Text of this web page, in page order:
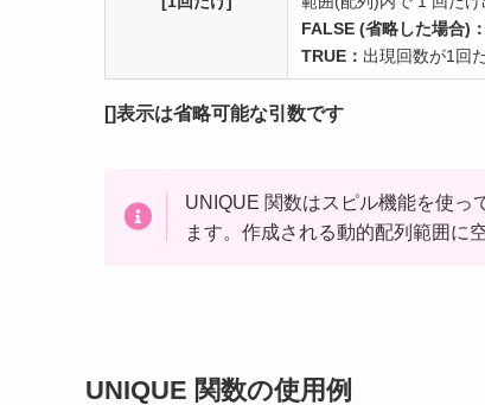
FALSE (省略した場合)：
TRUE： 出現回数が1回
[]表示は省略可能な引数です
UNIQUE 関数はスピル機能を使っ
ます。作成される動的配列範囲に
UNIQUE 関数の使用例